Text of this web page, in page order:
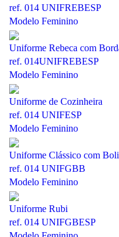
ref. 014 UNIFREBESP
Modelo Feminino
Uniforme Rebeca com
ref. 014UNIFREBESP
Modelo Feminino
Uniforme de Cozinheira
ref. 014 UNIFESP
Modelo Feminino
Uniforme Clássico com
ref. 014 UNIFGBB
Modelo Feminino
Uniforme Rubi
ref. 014 UNIFGBESP